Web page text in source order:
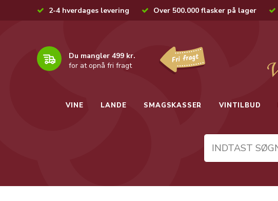
2-4 hverdages levering Over 500.000 flasker på lager
Du mangler 499 kr.
for at opnå fri fragt
VINE LANDE SMAGSKASSER VINTILBUD